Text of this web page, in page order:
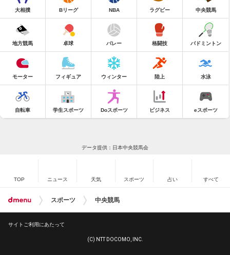
大相撲 Bリーグ NBA ラグビー 中央競馬
地方競馬 卓球 バレー 格闘技 バドミントン
モーター フィギュア ウィンター 陸上 水泳
自転車 学生スポーツ Doスポーツ ビジネス eスポーツ
データ提供：日本中央競馬会
TOP ニュース 天気 スポーツ 占い すべて
スポーツ 中央競馬
サイトご利用にあたって
(C) NTT DOCOMO, INC.